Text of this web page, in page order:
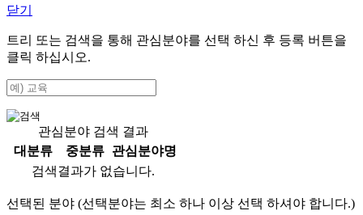
닫기
트리 또는 검색을 통해 관심분야를 선택 하신 후 등록 버튼을
클릭 하십시오.
관심분야 검색 결과
대분류
중분류
관심분야명
검색결과가 없습니다.
선택된 분야 (선택분야는 최소 하나 이상 선택 하셔야 합니다.)